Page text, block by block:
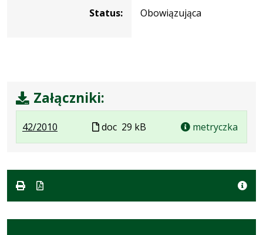
Status:
Obowiązująca
Załączniki:
42/2010
Plik
formacie:
Rozmiar
29
Plik
w
doc 29 kB metryczka